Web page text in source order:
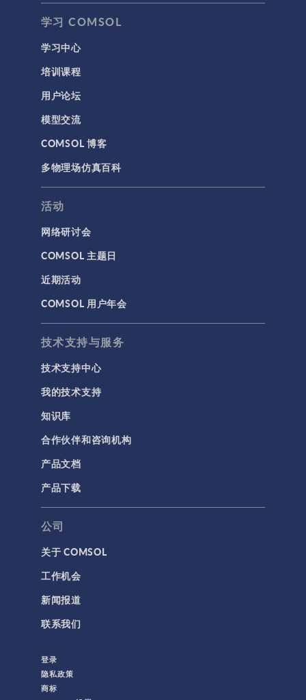
岩土力学
材料模型
结构力学
结构动力学
API
代理模型
仿真 App
基于方程建模
安装与许可证管理
建模工具和定义
材料
物理场接口
用户界面
研究与求解器
简介
结果与可视化
网格
集群计算和云计算
3D 打印
AC/DC 模块
App 开发器简介视频
CFD 模块
RF 模块
学习 COMSOL
学习中心
培训课程
用户论坛
模型交流
COMSOL 博客
多物理场仿真百科
活动
网络研讨会
COMSOL 主题日
近期活动
COMSOL 用户年会
技术支持与服务
技术支持中心
我的技术支持
知识库
合作伙伴和咨询机构
产品文档
产品下载
公司
关于 COMSOL
工作机会
新闻报道
联系我们
登录
隐私政策
商标